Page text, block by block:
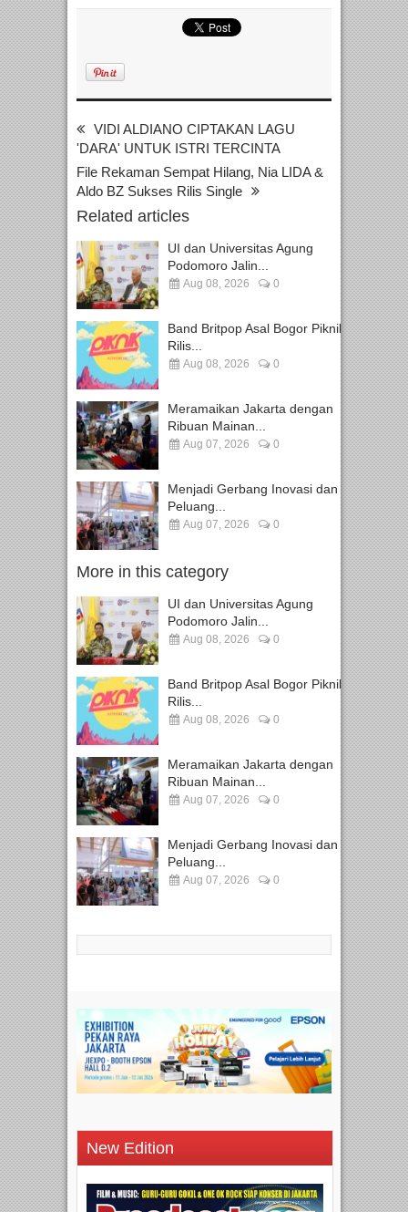
VIDI ALDIANO CIPTAKAN LAGU
'DARA' UNTUK ISTRI TERCINTA
File Rekaman Sempat Hilang, Nia LIDA &
Aldo BZ Sukses Rilis Single
Related articles
UI dan Universitas Agung
Podomoro Jalin...
Aug 08, 2026 0
Band Britpop Asal Bogor Piknik
Rilis...
Aug 08, 2026 0
Meramaikan Jakarta dengan
Ribuan Mainan...
Aug 07, 2026 0
Menjadi Gerbang Inovasi dan
Peluang...
Aug 07, 2026 0
More in this category
UI dan Universitas Agung
Podomoro Jalin...
Aug 08, 2026 0
Band Britpop Asal Bogor Piknik
Rilis...
Aug 08, 2026 0
Meramaikan Jakarta dengan
Ribuan Mainan...
Aug 07, 2026 0
Menjadi Gerbang Inovasi dan
Peluang...
Aug 07, 2026 0
New Edition